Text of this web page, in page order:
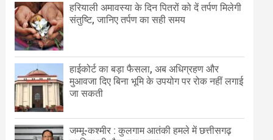
हरियाली अमावस्या के दिन पितरों को दें तर्पण मिलेगी
संतुष्टि, जानिए तर्पण का सही समय
हाईकोर्ट का बड़ा फैसला, अब अधिग्रहण और
मुआवजा दिए बिना भूमि के उपयोग पर रोक नहीं लगाई
जा सकती
जम्मू-कश्मीर : कुलगाम आतंकी हमले में छत्तीसगढ़